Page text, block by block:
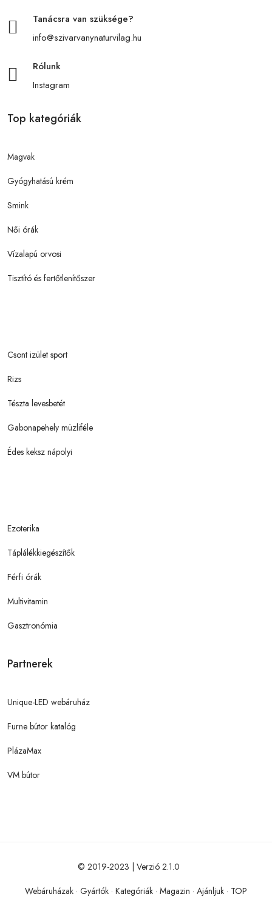
Tanácsra van szüksége?
info@szivarvanynaturvilag.hu
Rólunk
Instagram
Top kategóriák
Magvak
Gyógyhatású krém
Smink
Női órák
Vízalapú orvosi
Tisztító és fertőtlenítőszer
Csont izület sport
Rizs
Tészta levesbetét
Gabonapehely müzliféle
Édes keksz nápolyi
Ezoterika
Táplálékkiegészítők
Férfi órák
Multivitamin
Gasztronómia
Partnerek
Unique-LED webáruház
Furne bútor katalóg
PlázaMax
VM bútor
© 2019-2023 | Verzió 2.1.0
Webáruházak · Gyártók · Kategóriák · Magazin · Ajánljuk · TOP